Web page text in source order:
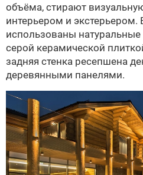
объёма, стирают
интерьером и экстерьером.
использованы
серой керамической
задняя стенка ресепшена
деревянными панелями.